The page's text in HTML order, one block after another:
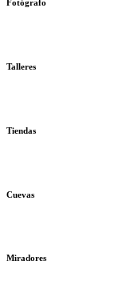
Fotógrafo
Talleres
Tiendas
Cuevas
Miradores